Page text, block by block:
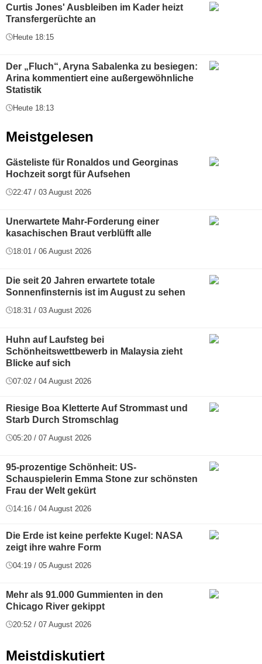
Curtis Jones' Ausbleiben im Kader heizt
Transfergerüchte an
Heute 18:15
Der „Fluch“, Aryna Sabalenka zu besiegen:
Arina kommentiert eine außergewöhnliche
Statistik
Heute 18:13
Meistgelesen
Gästeliste für Ronaldos und Georginas
Hochzeit sorgt für Aufsehen
22:47 / 03 August 2026
Unerwartete Mahr-Forderung einer
kasachischen Braut verblüfft alle
18:01 / 06 August 2026
Die seit 20 Jahren erwartete totale
Sonnenfinsternis ist im August zu sehen
18:31 / 03 August 2026
Huhn auf Laufsteg bei
Schönheitswettbewerb in Malaysia zieht
Blicke auf sich
07:02 / 04 August 2026
Riesige Boa Kletterte Auf Strommast und
Starb Durch Stromschlag
05:20 / 07 August 2026
95-prozentige Schönheit: US-
Schauspielerin Emma Stone zur schönsten
Frau der Welt gekürt
14:16 / 04 August 2026
Die Erde ist keine perfekte Kugel: NASA
zeigt ihre wahre Form
04:19 / 05 August 2026
Mehr als 91.000 Gummienten in den
Chicago River gekippt
20:52 / 07 August 2026
Meistdiskutiert